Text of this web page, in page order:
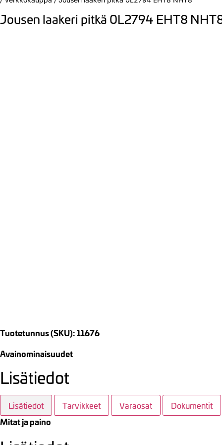
Jousen laakeri pitkä 0L2794 EHT8
Tuotetunnus (SKU): 11676
Avainominaisuudet
Lisätiedot
Lisätiedot Tarvikkeet Varaosat Dokumentit
Mitat ja paino